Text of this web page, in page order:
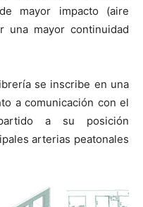
mayor impacto (aire
una mayor continuidad
se inscribe en una
a comunicación con el
a su posición
arterias peatonales